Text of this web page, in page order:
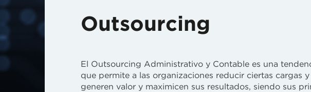
Outsourcing
El Outsourcing Administrativo y Contable es una
que permite a las organizaciones reducir ciertas cargas
generen valor y maximicen sus resultados, siendo sus